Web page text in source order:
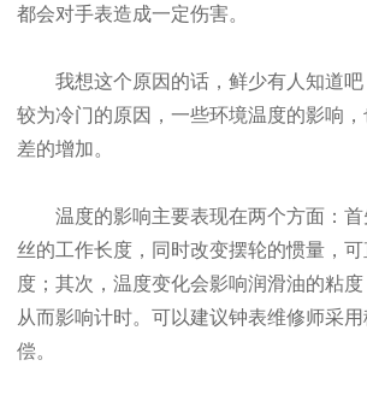
都会对手表造成一定伤害。
我想这个原因的话，鲜少有人知道吧
较为冷门的原因，一些环境温度的影响
差的增加。
温度的影响主要表现在两个方面：首
丝的工作长度，同时改变摆轮的惯量，
度；其次，温度变化会影响润滑油的粘度
从而影响计时。可以建议钟表维修师采
偿。